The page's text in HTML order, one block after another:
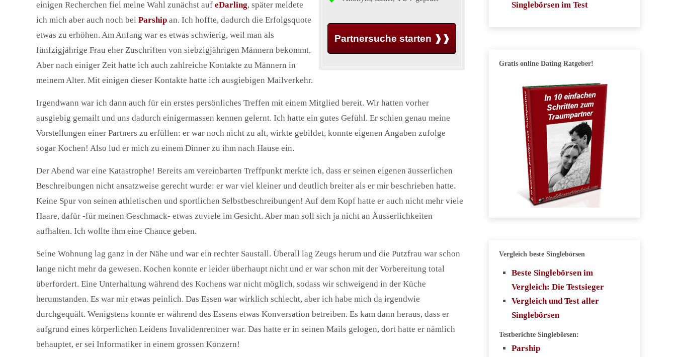
Partnersuche starten ❱❱
einigen Recherchen fiel meine Wahl zunächst auf eDarling, später meldete
ich mich aber auch noch bei Parship an. Ich hoffte, dadurch die Erfolgsquote
etwas zu erhöhen. Am Anfang war es etwas schwierig, weil man als
fünfzigjährige Frau eher Zuschriften von siebzigjährigen Männern bekommt.
Aber nach einiger Zeit hatte ich auch zahlreiche Kontakte zu Männern in
meinem Alter. Mit einigen dieser Kontakte hatte ich ausgiebigen Mailverkehr.
Irgendwann war ich dann auch für ein erstes persönliches Treffen mit einem Mitglied bereit. Wir hatten vorher
ausgiebig gemailt und uns dadurch einigermassen kennen gelernt. Ich hatte ein gutes Gefühl. Er schien genau meine
Vorstellungen einer Partners zu erfüllen: er war noch nicht zu alt, wirkte gebildet, konnte eigenen Angaben zufolge
sogar Kochen! Also lud er mich zu einem Dinner zu ihm nach Hause ein.
Der Abend war eine Katastrophe! Bereits am vereinbarten Treffpunkt merkte ich, dass er seinen eigenen äusserlichen
Beschreibungen nicht ansatzweise gerecht wurde: er war viel kleiner und deutlich breiter als er mir beschrieben hatte.
Keine Spur von seinen athletischen und sportlichen Selbstbeschreibungen! Auf dem Kopf hatte er auch nicht mehr viele
Haare, dafür -für meinen Geschmack- etwas zuviele im Gesicht. Aber man soll sich ja nicht an Äusserlichkeiten
aufhalten. Ich wollte ihm eine Chance geben.
Seine Wohnung lag ganz in der Nähe und war ein rechter Saustall. Überall lag Zeugs herum und die Putzfrau war schon
lange nicht mehr da gewesen. Kochen konnte er leider überhaupt nicht und er war schon mit der Vorbereitung total
überfordert. Eine Unterhaltung während des Kochens war nicht möglich, sodass wir schweigend in der Küche
herumstanden. Es war mir etwas peinlich. Das Essen war wirklich schlecht, aber ich habe mich da irgendwie
durchgequält. Wenigstens konnte er während des Essens etwas Konversation betreiben. Es kam dann heraus, dass er
aufgrund eines körperlichen Leidens Invalidenrentner war. Das hatte er in seinen Mails gelogen, dort hatte er nämlich
behauptet, er sei Informatiker in einem grossen Konzern!
Singlebörsen im Test
Gratis online Dating Ratgeber!
Vergleich beste Singlebörsen
Beste Singlebörsen im
Vergleich: Die Testsieger
Vergleich und Test aller
Singlebörsen
Testberichte Singlebörsen:
Parship